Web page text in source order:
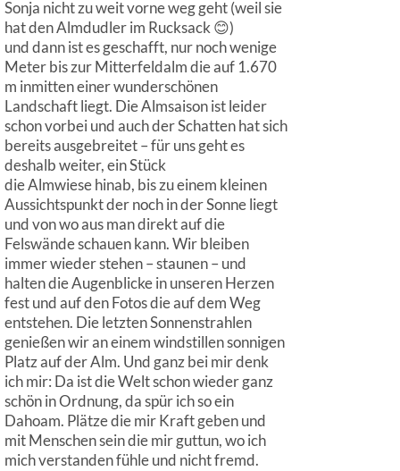
Sonja nicht zu weit vorne weg geht (weil sie
hat den Almdudler im Rucksack 😊)
und dann ist es geschafft, nur noch wenige
Meter bis zur Mitterfeldalm die auf 1.670
m inmitten einer wunderschönen
Landschaft liegt. Die Almsaison ist leider
schon vorbei und auch der Schatten hat sich
bereits ausgebreitet – für uns geht es
deshalb weiter, ein Stück
die Almwiese hinab, bis zu einem kleinen
Aussichtspunkt der noch in der Sonne liegt
und von wo aus man direkt auf die
Felswände schauen kann. Wir bleiben
immer wieder stehen – staunen – und
halten die Augenblicke in unseren Herzen
fest und auf den Fotos die auf dem Weg
entstehen. Die letzten Sonnenstrahlen
genießen wir an einem windstillen sonnigen
Platz auf der Alm. Und ganz bei mir denk
ich mir: Da ist die Welt schon wieder ganz
schön in Ordnung, da spür ich so ein
Dahoam. Plätze die mir Kraft geben und
mit Menschen sein die mir guttun, wo ich
mich verstanden fühle und nicht fremd.